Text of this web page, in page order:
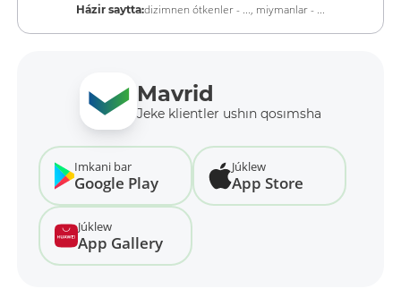
Házir saytta:dizimnen ótkenler - ..., miymanlar - ...
Mavrid
Jeke klientler ushın qosımsha
Imkani bar
Google Play
Júklew
App Store
Júklew
App Gallery